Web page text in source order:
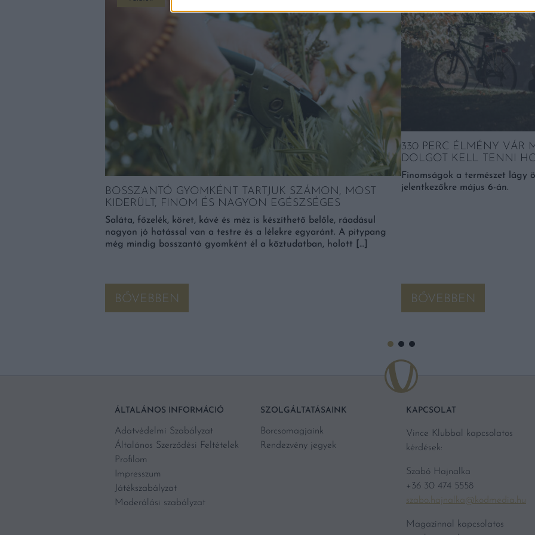
BOSSZANTÓ GYOMKÉNT TARTJUK SZÁMON, MOST
KIDERÜLT, FINOM ÉS NAGYON EGÉSZSÉGES
Saláta, főzelék, köret, kávé és méz is készíthető belőle, ráadásul
nagyon jó hatással van a testre és a lélekre egyaránt. A pitypang
még mindig bosszantó gyomként él a köztudatban, holott […]
BŐVEBBEN
330 PERC ÉLMÉNY VÁR
DOLGOT KELL TENNI
Finomságok a természet lágy
jelentkezőkre május 6-án.
BŐVEBBEN
ÁLTALÁNOS INFORMÁCIÓ
Adatvédelmi Szabályzat
Általános Szerződési Feltételek
Profilom
Impresszum
Játékszabályzat
Moderálási szabályzat
SZOLGÁLTATÁSAINK
Borcsomagjaink
Rendezvény jegyek
KAPCSOLAT
Vince Klubbal kapcsolatos
kérdések:
Szabó Hajnalka
+36 30 474 5558
szabo.hajnalka@kodmedia.hu
Magazinnal kapcsolatos